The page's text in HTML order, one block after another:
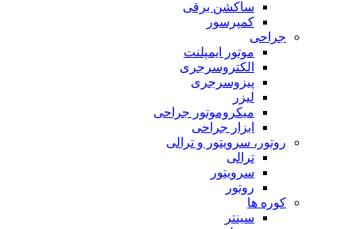
ساکشن برقی
کمپرسور
جراحی
موتور ایمپلنت
الکتروسرجری
پیزوسرجری
لیزر
میکروموتور جراحی
ابزار جراحی
روتور، سرویتور و ترالی
ترالی
سرویتور
روتور
کوره ها
سینتر